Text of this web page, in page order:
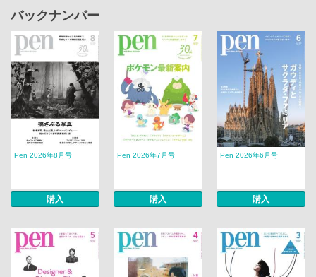
バックナンバー
Pen 2026年8月号
購入
Pen 2026年7月号
購入
Pen 2026年6月号
購入